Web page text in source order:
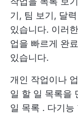
기, 팀 보기, 달
있습니다. 이러
업을 빠르게 완
있습니다.
개인 작업이나
일 할 일 목록을
일 목록 . 다기능